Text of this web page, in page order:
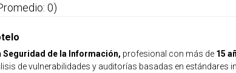
0)
Seguridad de la Información, profesional con más de 15
de vulnerabilidades y auditorías basadas en estándares